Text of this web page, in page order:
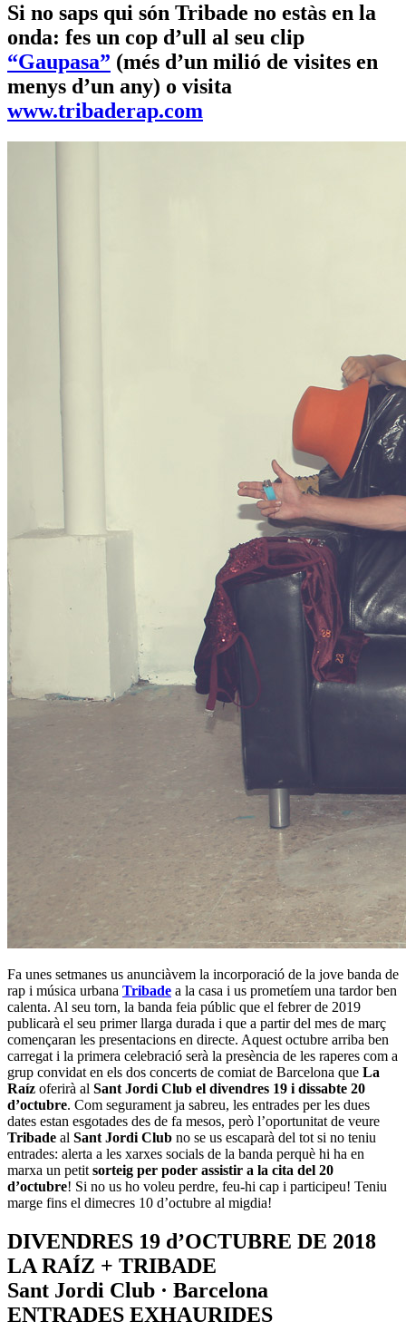
Si no saps qui són Tribade no estàs en la
onda: fes un cop d’ull al seu clip
“Gaupasa” (més d’un milió de visites en
menys d’un any) o visita
www.tribaderap.com
Fa unes setmanes us anunciàvem la incorporació de la jove banda de
rap i música urbana Tribade a la casa i us prometíem una tardor ben
calenta. Al seu torn, la banda feia públic que el febrer de 2019
publicarà el seu primer llarga durada i que a partir del mes de març
començaran les presentacions en directe. Aquest octubre arriba ben
carregat i la primera celebració serà la presència de les raperes com a
grup convidat en els dos concerts de comiat de Barcelona que La
Raíz oferirà al Sant Jordi Club el divendres 19 i dissabte 20
d’octubre. Com segurament ja sabreu, les entrades per les dues
dates estan esgotades des de fa mesos, però l’oportunitat de veure
Tribade al Sant Jordi Club no se us escaparà del tot si no teniu
entrades: alerta a les xarxes socials de la banda perquè hi ha en
marxa un petit sorteig per poder assistir a la cita del 20
d’octubre! Si no us ho voleu perdre, feu-hi cap i participeu! Teniu
marge fins el dimecres 10 d’octubre al migdia!
DIVENDRES 19 d’OCTUBRE DE 2018
LA RAÍZ + TRIBADE
Sant Jordi Club · Barcelona
ENTRADES EXHAURIDES